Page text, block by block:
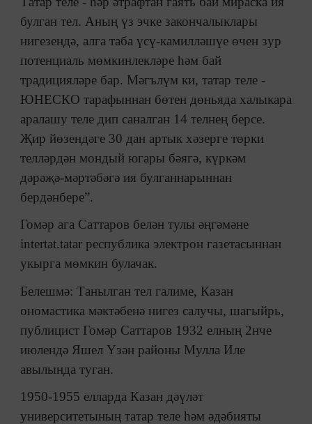
булган тел. Аның үз эчке закончалыклары
нигезендә, алга таба үсү-камилләшүе өчен зур
потенциаль мөмкинлекләре һәм бай
традицияләре бар. Мәгълүм ки, татар теле -
ЮНЕСКО тарафыннан бөтен дөньяда халыкара
аралашу теле дип саналган 14 телнең берсе.
Җир йөзендәге 30 дан артык хәзерге төрки
телләрдән мондый югары бәягә, күркәм
дәрәҗә-мәртәбәгә ия булганнарыннан
бердәнбере”.
Гомәр ага Саттаров белән тулы әңгәмәне
intertat.tatar республика электрон газетасыннан
укырга мөмкин булачак.
Белешмә: Танылган тел галиме, Казан
ономастика мәктәбенә нигез салучы, шагыйрь,
публицист Гомәр Саттаров 1932 елның 2нче
июлендә Яшел Үзән районы Мулла Иле
авылында туган.
1950-1955 елларда Казан дәүләт
университетының татар теле һәм әдәбияты